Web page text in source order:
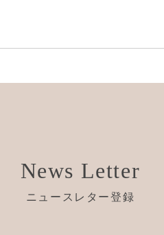
News Letter
ニュースレター登録